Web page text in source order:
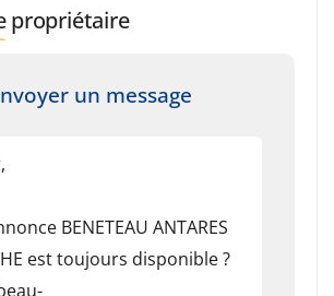
propriétaire
un message